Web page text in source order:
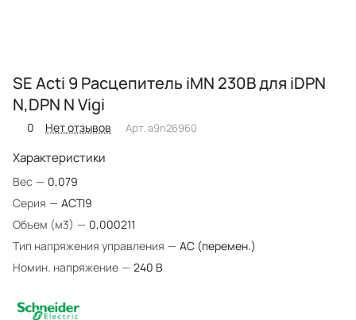
SE Acti 9 Расцепитель iMN 230В для iDPN
N,DPN N Vigi
0 Нет отзывов Арт. a9n26960
Характеристики
Вес — 0,079
Серия — ACTI9
Объем (м3) — 0,000211
Тип напряжения управления — AC (перемен.)
Номин. напряжение — 240 В